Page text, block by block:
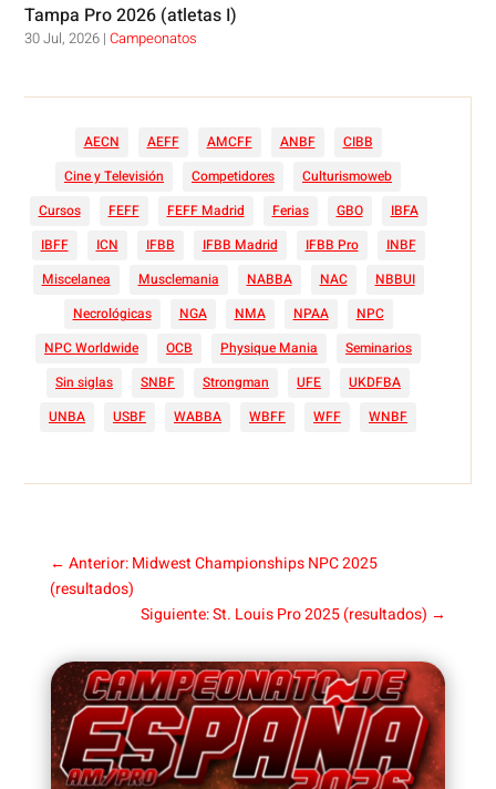
Tampa Pro 2026 (atletas I)
30 Jul, 2026 |Campeonatos
AECN AEFF AMCFF ANBF
CIBB
Cine y Televisión
Competidores
Culturismoweb
Cursos
FEFF FEFF Madrid Ferias GBO
IBFA
IBFF
ICN IFBB IFBB Madrid IFBB Pro
INBF
Miscelanea
Musclemania NABBA NAC
NBBUI
Necrológicas
NGA NMA NPAA
NPC
NPC Worldwide
OCB Physique Mania
Seminarios
Sin siglas
SNBF Strongman UFE
UKDFBA
UNBA
USBF WABBA WBFF WFF WNBF
← Anterior: Midwest Championships NPC 2025
(resultados)
Siguiente: St. Louis Pro 2025 (resultados) →